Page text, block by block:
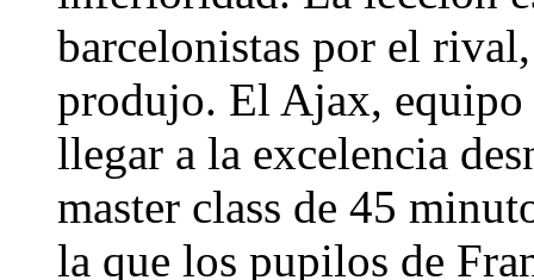
barcelonistas por el
produjo. El Ajax, equipo
llegar a la excelencia
master class de 45
la que los pupilos de